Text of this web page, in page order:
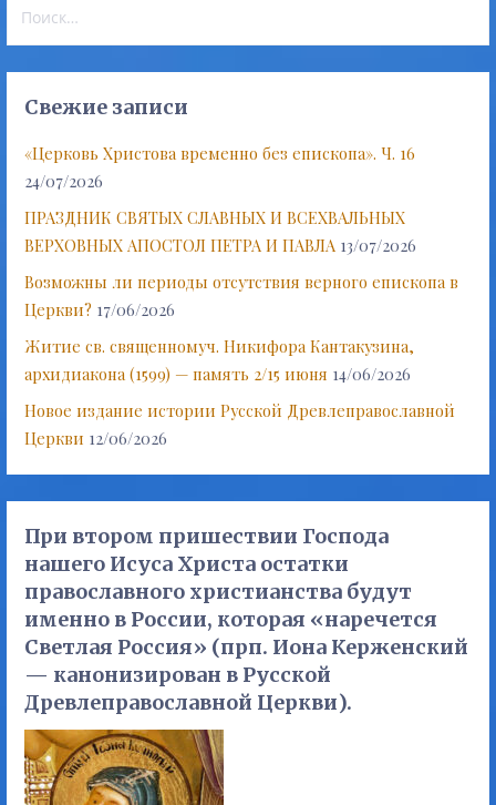
Свежие записи
«Церковь Христова временно без епископа». Ч. 16
24/07/2026
ПРАЗДНИК СВЯТЫХ СЛАВНЫХ И ВСЕХВАЛЬНЫХ
ВЕРХОВНЫХ АПОСТОЛ ПЕТРА И ПАВЛА 13/07/2026
Возможны ли периоды отсутствия верного епископа в
Церкви? 17/06/2026
Житие св. священномуч. Никифора Кантакузина,
архидиакона (1599) — память 2/15 июня 14/06/2026
Новое издание истории Русской Древлеправославной
Церкви 12/06/2026
При втором пришествии Господа
нашего Исуса Христа остатки
православного христианства будут
именно в России, которая «наречется
Светлая Россия» (прп. Иона Керженский
— канонизирован в Русской
Древлеправославной Церкви).